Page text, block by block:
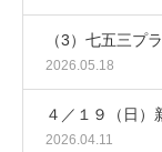
（3）七五三プ
2026.05.18
４／１９（日）
2026.04.11